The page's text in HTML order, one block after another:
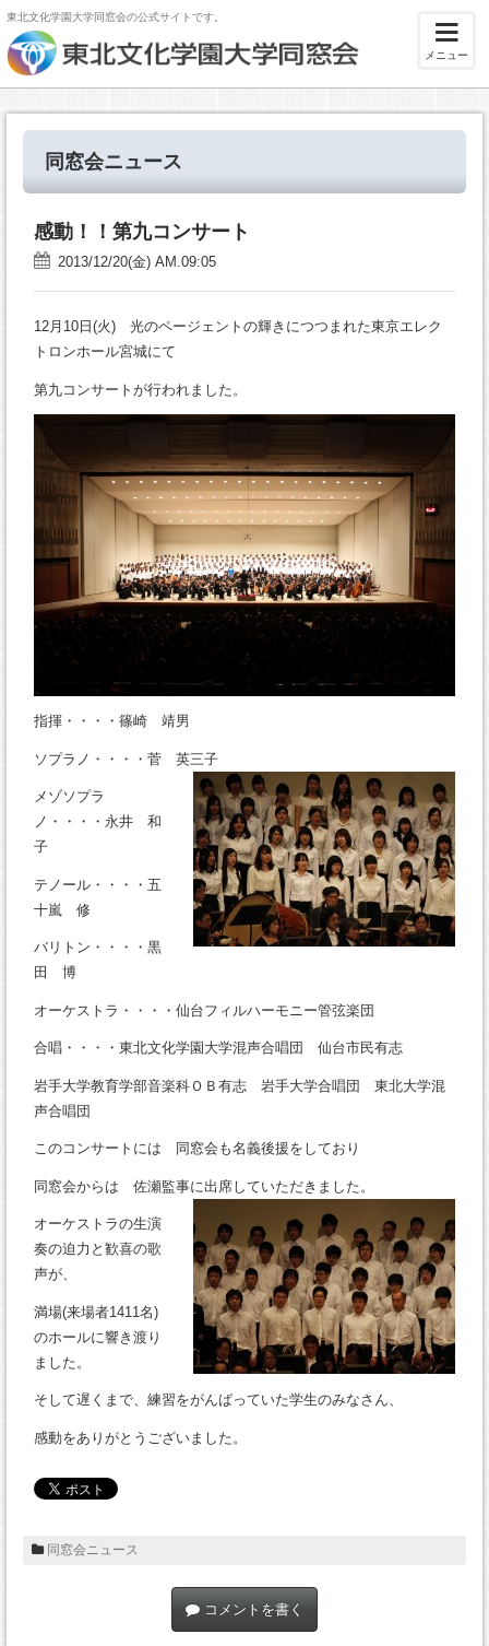
東北文化学園大学同窓会の公式サイトです。
メニュー
同窓会ニュース
感動！！第九コンサート
2013/12/20(金) AM.09:05
12月10日(火) 光のページェントの輝きにつつまれた東京エレク
トロンホール宮城にて
第九コンサートが行われました。
指揮・・・・篠崎 靖男
ソプラノ・・・・菅 英三子
メゾソプラ
ノ・・・・永井 和
子
テノール・・・・五
十嵐 修
バリトン・・・・黒
田 博
オーケストラ・・・・仙台フィルハーモニー管弦楽団
合唱・・・・東北文化学園大学混声合唱団 仙台市民有志
岩手大学教育学部音楽科ＯＢ有志 岩手大学合唱団 東北大学混
声合唱団
このコンサートには 同窓会も名義後援をしており
同窓会からは 佐瀬監事に出席していただきました。
オーケストラの生演
奏の迫力と歓喜の歌
声が、
満場(来場者1411名)
のホールに響き渡り
ました。
そして遅くまで、練習をがんばっていた学生のみなさん、
感動をありがとうございました。
同窓会ニュース
コメントを書く